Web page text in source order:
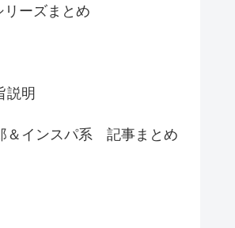
ーズまとめ
説明
＆インスパ系 記事まとめ